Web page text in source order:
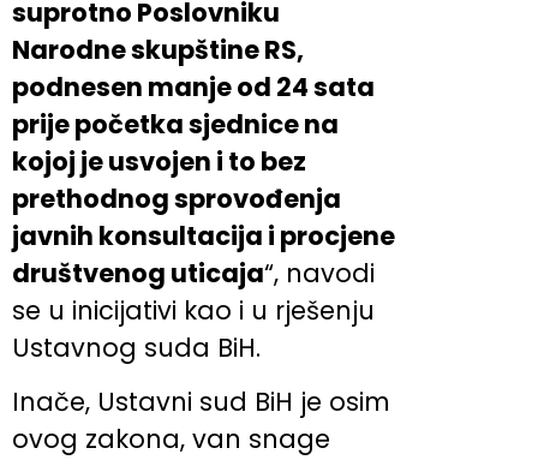
suprotno Poslovniku
Narodne skupštine RS,
podnesen manje od 24 sata
prije početka sjednice na
kojoj je usvojen i to bez
prethodnog sprovođenja
javnih konsultacija i procjene
društvenog uticaja“, navodi
se u inicijativi kao i u rješenju
Ustavnog suda BiH.
Inače, Ustavni sud BiH je osim
ovog zakona, van snage